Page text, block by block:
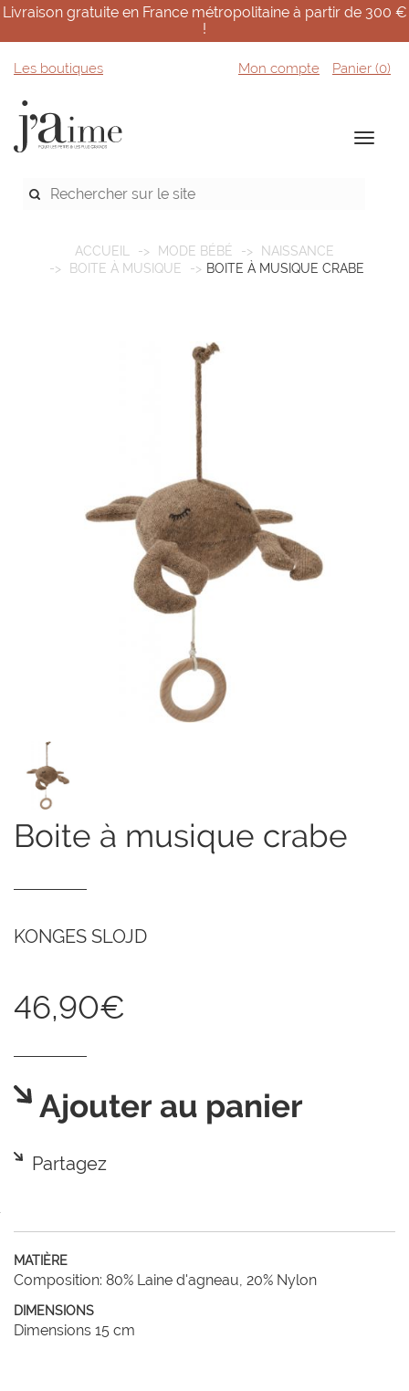
Livraison gratuite en France métropolitaine à partir de 300 €
!
Les boutiques Mon compte Panier (0)
ACCUEIL MODE BÉBÉ
NAISSANCE
BOITE À MUSIQUE
BOITE À MUSIQUE CRABE
boite à musique crabe
KONGES SLOJD
46,90€
Ajouter au panier
Partagez
MATIÈRE
Composition: 80% Laine d'agneau, 20% Nylon
DIMENSIONS
Dimensions 15 cm